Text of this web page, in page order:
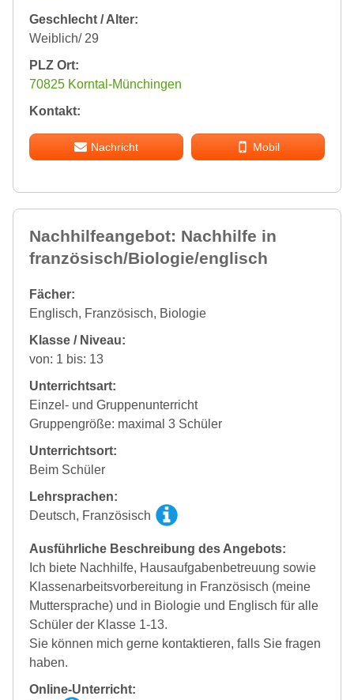
Geschlecht / Alter:
Weiblich/ 29
PLZ Ort:
70825 Korntal-Münchingen
Kontakt:
Nachricht Mobil
Nachhilfeangebot: Nachhilfe in
französisch/Biologie/englisch
Fächer:
Englisch, Französisch, Biologie
Klasse / Niveau:
von: 1 bis: 13
Unterrichtsart:
Einzel- und Gruppenunterricht
Gruppengröße: maximal 3 Schüler
Unterrichtsort:
Beim Schüler
Lehrsprachen:
Deutsch, Französisch
Ausführliche Beschreibung des Angebots:
Ich biete Nachhilfe, Hausaufgabenbetreuung sowie
Klassenarbeitsvorbereitung in Französisch (meine
Muttersprache) und in Biologie und Englisch für alle
Schüler der Klasse 1-13.
Sie können mich gerne kontaktieren, falls Sie fragen
haben.
Online-Unterricht: